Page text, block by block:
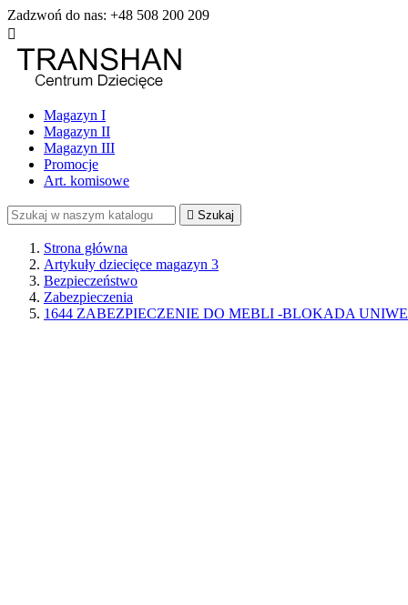
Zadzwoń do nas: +48 508 200 209

Magazyn I
Magazyn II
Magazyn III
Promocje
Art. komisowe
 Szukaj
Strona główna
Artykuły dziecięce magazyn 3
Bezpieczeństwo
Zabezpieczenia
1644 ZABEZPIECZENIE DO MEBLI -BLOKADA